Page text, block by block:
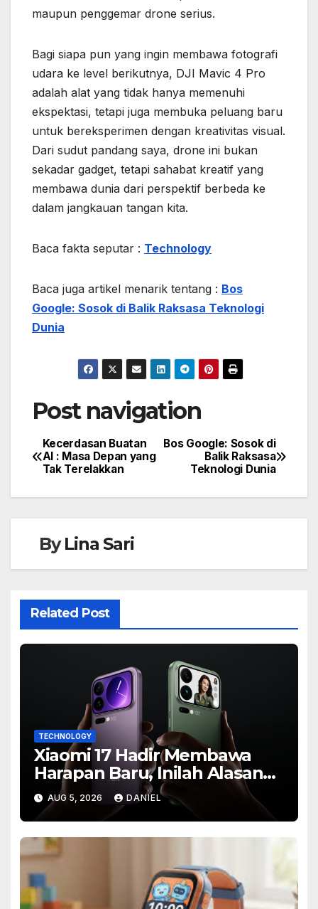
maupun penggemar drone serius.
Bagi siapa pun yang ingin membawa fotografi
udara ke level berikutnya, DJI Mavic 4 Pro
adalah alat yang tidak hanya memenuhi
ekspektasi, tetapi juga membuka peluang baru
untuk bereksperimen dengan kreativitas visual.
Dari sudut pandang saya, drone ini bukan
sekadar gadget, tetapi sahabat kreatif yang
membawa dunia dari perspektif berbeda ke
dalam jangkauan tangan kita.
Baca fakta seputar : Technology
Baca juga artikel menarik tentang : Bos
Google: Sosok di Balik Raksasa Teknologi
Dunia
Post navigation
Bos Google: Sosok di
Balik Raksasa
Teknologi Dunia
Kecerdasan Buatan
AI : Masa Depan yang
Tak Terelakkan
ByLina Sari
Related Post
TECHNOLOGY
Xiaomi 17 Hadir Membawa
Harapan Baru, Inilah Alasan
Banyak Orang Menantikan
Ponsel Flagship Ini
AUG 5, 2026 DANIEL